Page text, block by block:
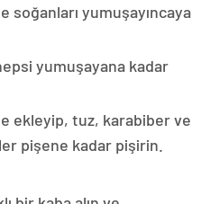
soğanları yumuşayıncaya
yumuşayana kadar
ekleyip, tuz, karabiber ve
pişene kadar pişirin.